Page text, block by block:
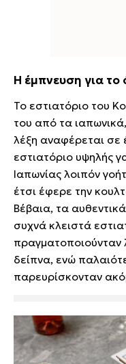
Η έμπνευση για το
Το εστιατόριο του
του από τα
λέξη αναφέρεται σε
εστιατόριο υψηλής
Ιαπωνίας λοιπόν
έτσι έφερε την
Βέβαια, τα
συχνά κλειστά
πραγματοποιούνταν
δείπνα, ενώ
παρευρίσκονταν